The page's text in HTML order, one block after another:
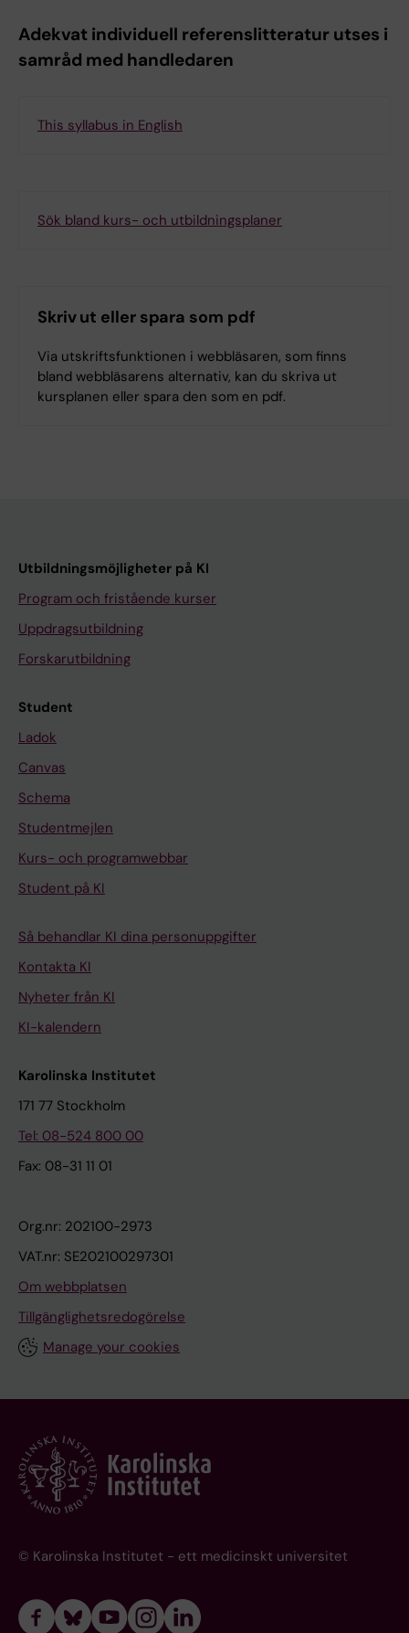
Adekvat individuell referenslitteratur utses i
samråd med handledaren
This syllabus in English
Sök bland kurs- och utbildningsplaner
Skriv ut eller spara som pdf
Via utskriftsfunktionen i webbläsaren, som finns
bland webbläsarens alternativ, kan du skriva ut
kursplanen eller spara den som en pdf.
Utbildningsmöjligheter på KI
Program och fristående kurser
Uppdragsutbildning
Forskarutbildning
Student
Ladok
Canvas
Schema
Studentmejlen
Kurs- och programwebbar
Student på KI
Så behandlar KI dina personuppgifter
Kontakta KI
Nyheter från KI
KI-kalendern
Karolinska Institutet
171 77 Stockholm
Tel: 08-524 800 00
Fax: 08-31 11 01
Org.nr: 202100-2973
VAT.nr: SE202100297301
Om webbplatsen
Tillgänglighetsredogörelse
Manage your cookies
© Karolinska Institutet - ett medicinskt universitet